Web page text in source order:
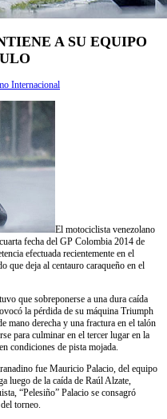
A SU EQUIPO
Internacional
El motociclista venezolano
fecha del GP Colombia 2014 de
efectuada recientemente en el
que deja al centauro caraqueño en el
que sobreponerse a una dura caída
la pérdida de su máquina Triumph
mano derecha y una fractura en el talón
para culminar en el tercer lugar en la
condiciones de pista mojada.
fue Mauricio Palacio, del equipo
luego de la caída de Raúl Alzate,
“Pelesiño” Palacio se consagró
torneo.